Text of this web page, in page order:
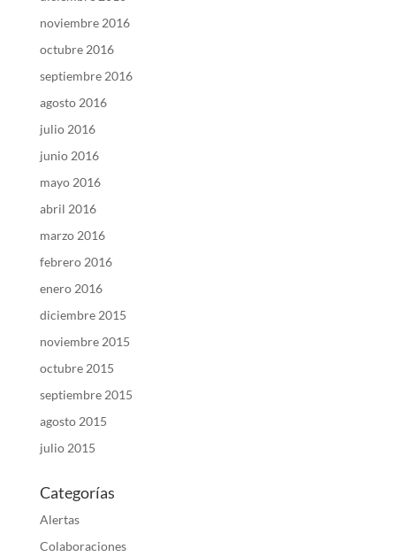
noviembre 2016
octubre 2016
septiembre 2016
agosto 2016
julio 2016
junio 2016
mayo 2016
abril 2016
marzo 2016
febrero 2016
enero 2016
diciembre 2015
noviembre 2015
octubre 2015
septiembre 2015
agosto 2015
julio 2015
Categorías
Alertas
Colaboraciones